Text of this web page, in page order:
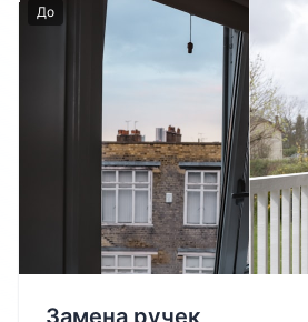
До
Замена ручек